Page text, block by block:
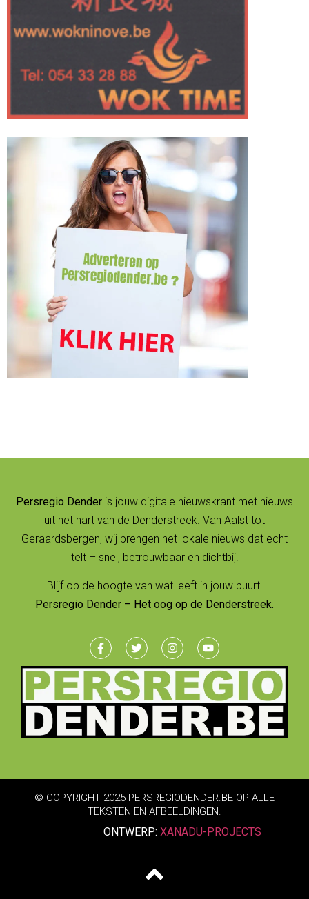
Persregio Dender is jouw digitale nieuwskrant met nieuws
uit het hart van de Denderstreek. Van Aalst tot
Geraardsbergen, wij brengen het lokale nieuws dat echt
telt – snel, betrouwbaar en dichtbij.
Blijf op de hoogte van wat leeft in jouw buurt.
Persregio Dender – Het oog op de Denderstreek.
© COPYRIGHT 2025 PERSREGIODENDER.BE OP ALLE
TEKSTEN EN AFBEELDINGEN.
ONTWERP: XANADU-PROJECTS